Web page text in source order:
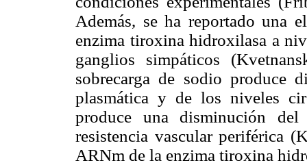
Además, se ha reportado una
enzima tiroxina hidroxilasa a
ganglios simpáticos
sobrecarga de sodio produce
plasmática y de los niveles
produce una disminución
resistencia vascular periférica
ARNm de la enzima tiroxina